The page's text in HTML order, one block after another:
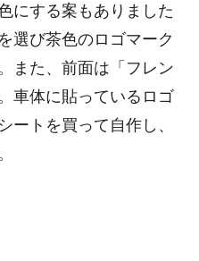
にする案もありました
選び茶色のロゴマーク
また、前面は「フレン
車体に貼っているロゴ
ートを買って自作し、